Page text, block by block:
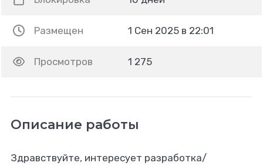
Размещен 1 Сен 2025 в 22:01
Просмотров 1 275
Описание работы
Здравствуйте, интересует разработка/